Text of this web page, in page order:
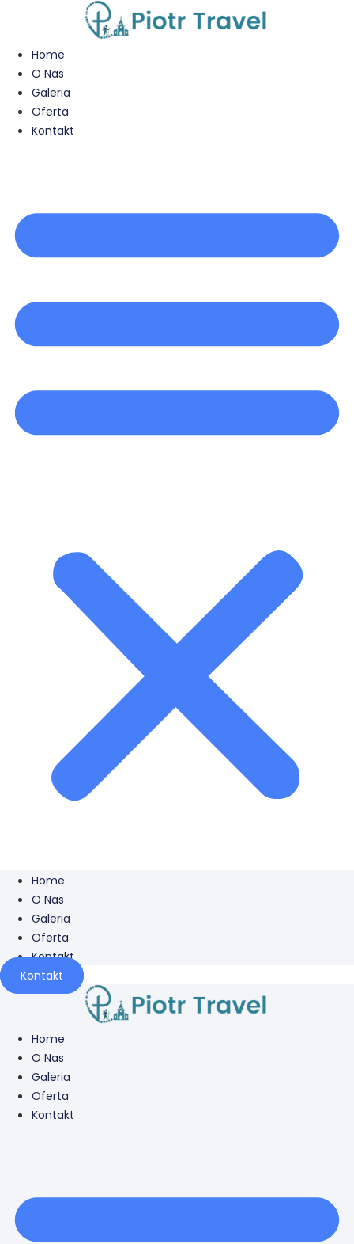
treściHome
O Nas
Galeria
Oferta
Kontakt
Home
O Nas
Galeria
Oferta
Kontakt
Kontakt
Home
O Nas
Galeria
Oferta
Kontakt